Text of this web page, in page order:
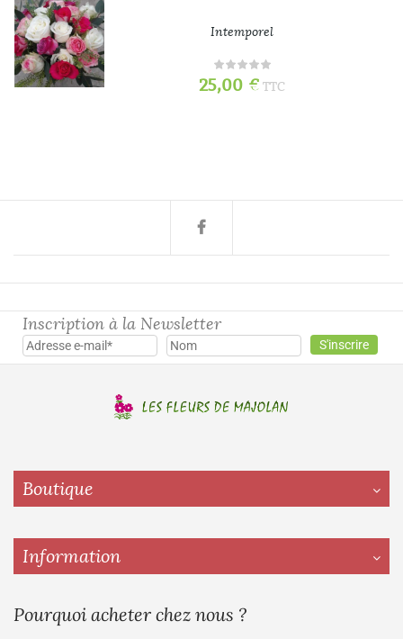
Intemporel
25,00 € TTC
Inscription à la Newsletter
Boutique
Information
Pourquoi acheter chez nous ?